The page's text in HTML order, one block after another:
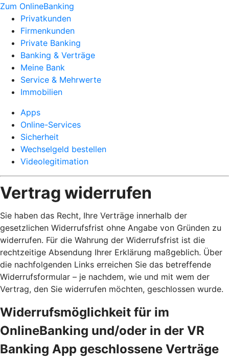
Zum OnlineBanking
Privatkunden
Firmenkunden
Private Banking
Banking & Verträge
Meine Bank
Service & Mehrwerte
Immobilien
Apps
Online-Services
Sicherheit
Wechselgeld bestellen
Videolegitimation
Vertrag widerrufen
Sie haben das Recht, Ihre Verträge innerhalb der
gesetzlichen Widerrufsfrist ohne Angabe von Gründen zu
widerrufen. Für die Wahrung der Widerrufsfrist ist die
rechtzeitige Absendung Ihrer Erklärung maßgeblich. Über
die nachfolgenden Links erreichen Sie das betreffende
Widerrufsformular – je nachdem, wie und mit wem der
Vertrag, den Sie widerrufen möchten, geschlossen wurde.
Widerrufsmöglichkeit für im
OnlineBanking und/oder in der VR
Banking App geschlossene Verträge